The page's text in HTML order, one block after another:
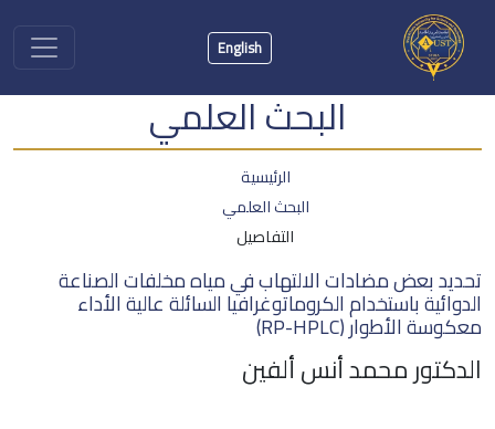
English
البحث العلمي
الرئيسية
البحث العلمي
التفاصيل
تحديد بعض مضادات الالتهاب في مياه مخلفات الصناعة
الدوائية باستخدام الكروماتوغرافيا السائلة عالية الأداء
معكوسة الأطوار (RP-HPLC)
الدكتور محمد أنس ألفين